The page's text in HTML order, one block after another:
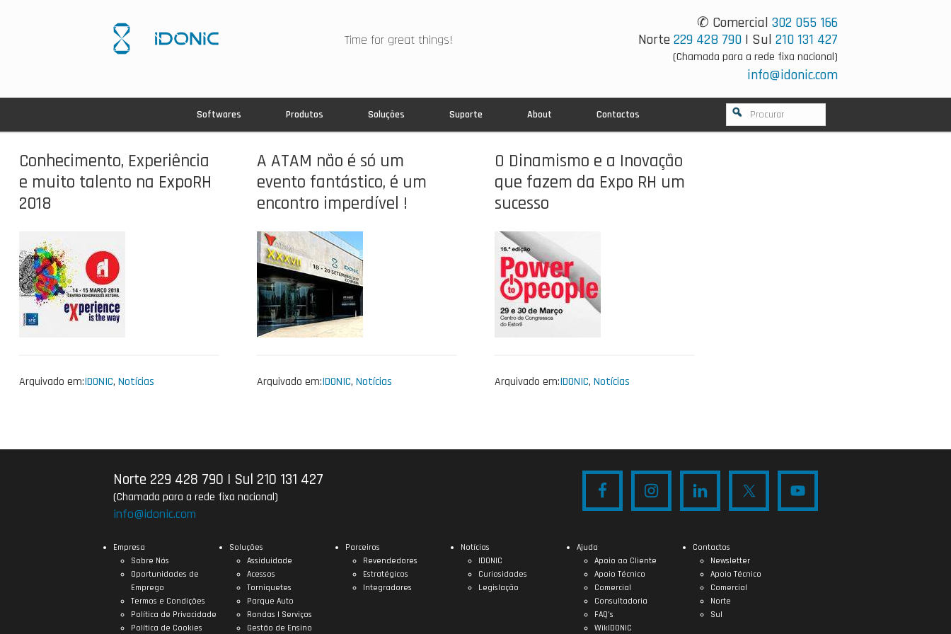
Time for great things!
✆ Comercial 302 055 166
Norte229 428 790 | Sul 210 131 427
(Chamada para a rede fixa nacional)
info@idonic.com
Softwares Produtos Soluções Suporte About Contactos
Conhecimento, Experiência
e muito talento na ExpoRH
2018
Arquivado em:IDONIC, Notícias
A ATAM não é só um
evento fantástico, é um
encontro imperdível !
Arquivado em:IDONIC, Notícias
O Dinamismo e a Inovação
que fazem da Expo RH um
sucesso
Arquivado em:IDONIC, Notícias
Norte 229 428 790 | Sul 210 131 427
(Chamada para a rede fixa nacional)
info@idonic.com
Empresa
Sobre Nós
Oportunidades de
Emprego
Termos e Condições
Política de Privacidade
Política de Cookies
Soluções
Assiduidade
Acessos
Torniquetes
Parque Auto
Rondas | Serviços
Gestão de Ensino
Parceiros
Revendedores
Estratégicos
Integradores
Notícias
IDONIC
Curiosidades
Legislação
Ajuda
Apoio ao Cliente
Apoio Técnico
Comercial
Consultadoria
FAQ’s
WikIDONIC
Contactos
Newsletter
Apoio Técnico
Comercial
Norte
Sul